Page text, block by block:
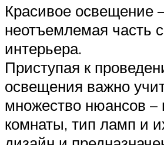
Красивое освещение
неотъемлемая часть
интерьера.
Приступая к
освещения важно
множество нюансов
комнаты, тип ламп и